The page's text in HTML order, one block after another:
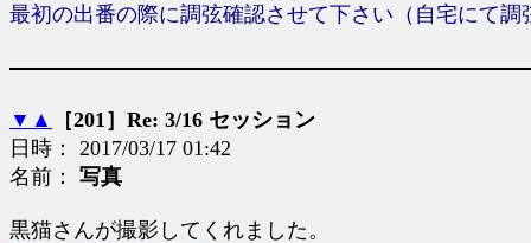
最初の出番の際に調弦確認させて下さい（自宅にて調
▼ ▲
［201］Re: 3/16 セッション
日時： 2017/03/17 01:42
名前： 写真
黒猫さんが撮影してくれました。